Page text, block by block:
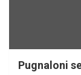
Pugnaloni